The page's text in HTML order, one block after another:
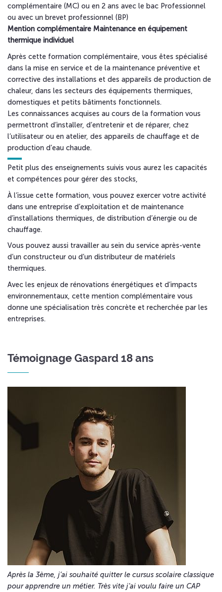
complémentaire (MC) ou en 2 ans avec le bac Professionnel
ou avec un brevet professionnel (BP)
Mention complémentaire Maintenance en équipement
thermique individuel
Après cette formation complémentaire, vous êtes spécialisé
dans la mise en service et de la maintenance préventive et
corrective des installations et des appareils de production de
chaleur, dans les secteurs des équipements thermiques,
domestiques et petits bâtiments fonctionnels.
Les connaissances acquises au cours de la formation vous
permettront d’installer, d’entretenir et de réparer, chez
l’utilisateur ou en atelier, des appareils de chauffage et de
production d’eau chaude.
Petit plus des enseignements suivis vous aurez les capacités
et compétences pour gérer des stocks,
À l’issue cette formation, vous pouvez exercer votre activité
dans une entreprise d’exploitation et de maintenance
d’installations thermiques, de distribution d’énergie ou de
chauffage.
Vous pouvez aussi travailler au sein du service après-vente
d’un constructeur ou d’un distributeur de matériels
thermiques.
Avec les enjeux de rénovations énergétiques et d’impacts
environnementaux, cette mention complémentaire vous
donne une spécialisation très concrète et recherchée par les
entreprises.
Témoignage Gaspard 18 ans
Après la 3ème, j’ai souhaité quitter le cursus scolaire classique
pour apprendre un métier. Très vite j’ai voulu faire un CAP